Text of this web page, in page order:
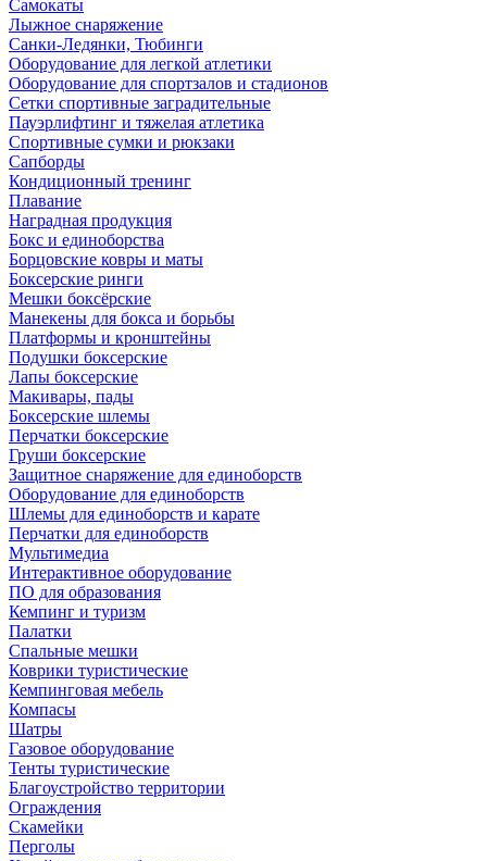
Самокаты
Лыжное снаряжение
Санки-Ледянки, Тюбинги
Оборудование для легкой атлетики
Оборудование для спортзалов и стадионов
Сетки спортивные заградительные
Пауэрлифтинг и тяжелая атлетика
Спортивные сумки и рюкзаки
Сапборды
Кондиционный тренинг
Плавание
Наградная продукция
Бокс и единоборства
Борцовские ковры и маты
Боксерские ринги
Мешки боксёрские
Манекены для бокса и борьбы
Платформы и кронштейны
Подушки боксерские
Лапы боксерские
Макивары, пады
Боксерские шлемы
Перчатки боксерские
Груши боксерские
Защитное снаряжение для единоборств
Оборудование для единоборств
Шлемы для единоборств и карате
Перчатки для единоборств
Мультимедиа
Интерактивное оборудование
ПО для образования
Кемпинг и туризм
Палатки
Спальные мешки
Коврики туристические
Кемпинговая мебель
Компасы
Шатры
Газовое оборудование
Тенты туристические
Благоустройство территории
Ограждения
Скамейки
Перголы